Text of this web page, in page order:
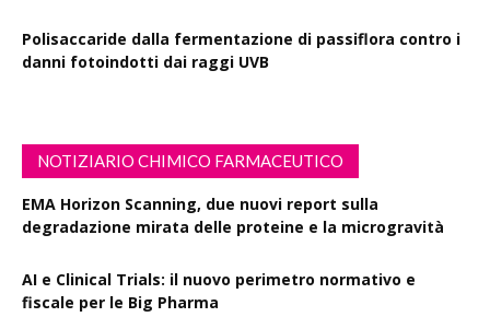
Polisaccaride dalla fermentazione di passiflora contro i
danni fotoindotti dai raggi UVB
NOTIZIARIO CHIMICO FARMACEUTICO
EMA Horizon Scanning, due nuovi report sulla
degradazione mirata delle proteine e la microgravità
AI e Clinical Trials: il nuovo perimetro normativo e
fiscale per le Big Pharma